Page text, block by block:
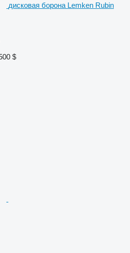
дисковая борона Lemken Rubin
$